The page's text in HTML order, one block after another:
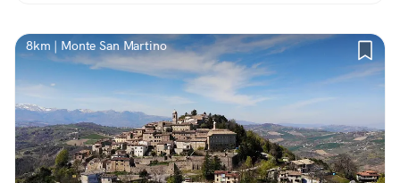
8km | Monte San Martino